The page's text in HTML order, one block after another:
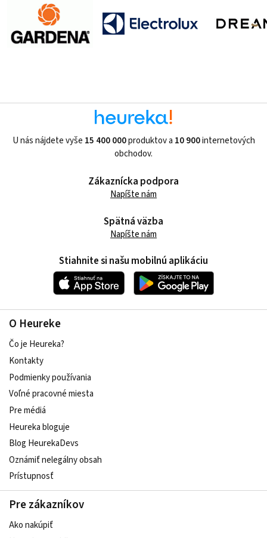
U nás nájdete vyše 15 400 000produktov a 10 900internetových
obchodov.
O Heureke
Čo je Heureka?
Kontakty
Podmienky používania
Voľné pracovné miesta
Pre médiá
Heureka bloguje
Blog HeurekaDevs
Oznámiť nelegálny obsah
Prístupnosť
Pre zákazníkov
Ako nakúpiť
Zákaznícka podpora
Napíšte nám
Spätná väzba
Napíšte nám
Stiahnite si našu mobilnú aplikáciu